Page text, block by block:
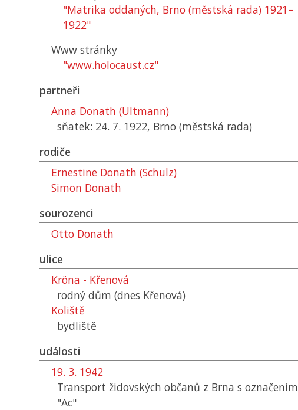
"Matrika oddaných, Brno (městská rada) 1921–
1922"
Www stránky
"www.holocaust.cz"
partneři
Anna Donath (Ultmann)
sňatek: 24. 7. 1922, Brno (městská rada)
rodiče
Ernestine Donath (Schulz)
Simon Donath
sourozenci
Otto Donath
ulice
Kröna - Křenová
rodný dům (dnes Křenová)
Koliště
bydliště
události
19. 3. 1942
Transport židovských občanů z Brna s označením
"Ac"